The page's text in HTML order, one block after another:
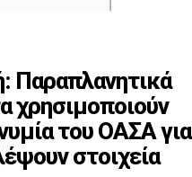
Παραπλανητικά
χρησιμοποιούν
του ΟΑΣΑ για
στοιχεία